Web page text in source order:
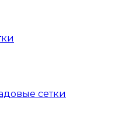
сетки